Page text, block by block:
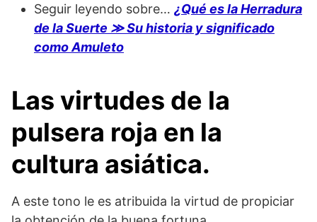
Seguir leyendo sobre… ¿Qué es la Herradura
de la Suerte ≫ Su historia y significado
como Amuleto
Las virtudes de la
pulsera roja en la
cultura asiática.
A este tono le es atribuida la virtud de propiciar